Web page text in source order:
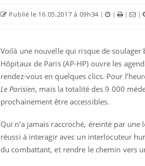
Publié le 16.05.2017 à 09h34 | | | |
Voilà une nouvelle qui risque de soulager
Hôpitaux de Paris (AP-HP) ouvre les
rendez-vous en quelques clics. Pour
Le Parisien, mais la totalité des 9 000
prochainement être accessibles.
Qui n’a jamais raccroché, éreinté par
réussi à interagir avec un interlocuteur
du combattant, et rendre le chemin vers